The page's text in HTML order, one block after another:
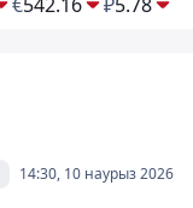
14:30, 10 наурыз 2026